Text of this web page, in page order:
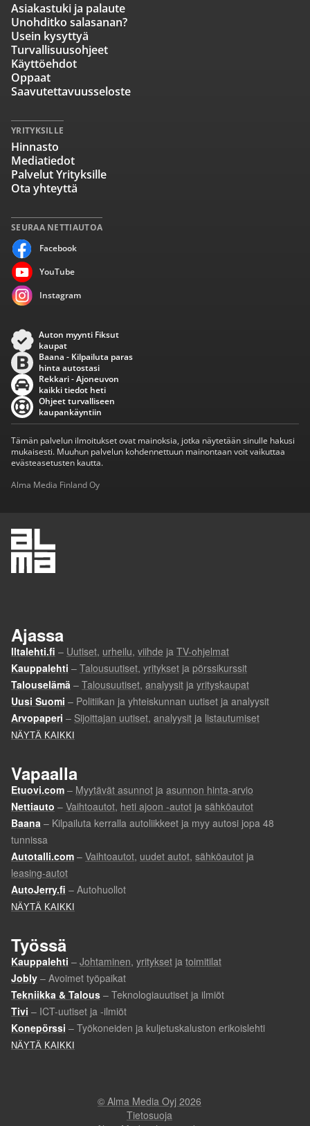
SEURAA NETTIAUTOA
Facebook
YouTube
Instagram
Asiakastuki ja palaute
Unohditko salasanan?
Usein kysyttyä
Turvallisuusohjeet
Käyttöehdot
Oppaat
Saavutettavuusseloste
YRITYKSILLE
Hinnasto
Mediatiedot
Palvelut Yrityksille
Ota yhteyttä
Auton myynti Fiksut
kaupat
Baana - Kilpailuta paras
hinta autostasi
Rekkari - Ajoneuvon
kaikki tiedot heti
Ohjeet turvalliseen
kaupankäyntiin
Tämän palvelun ilmoitukset ovat mainoksia, jotka näytetään sinulle hakusi
mukaisesti. Muuhun palvelun kohdennettuun mainontaan voit vaikuttaa
evästeasetusten kautta.
Alma Media Finland Oy